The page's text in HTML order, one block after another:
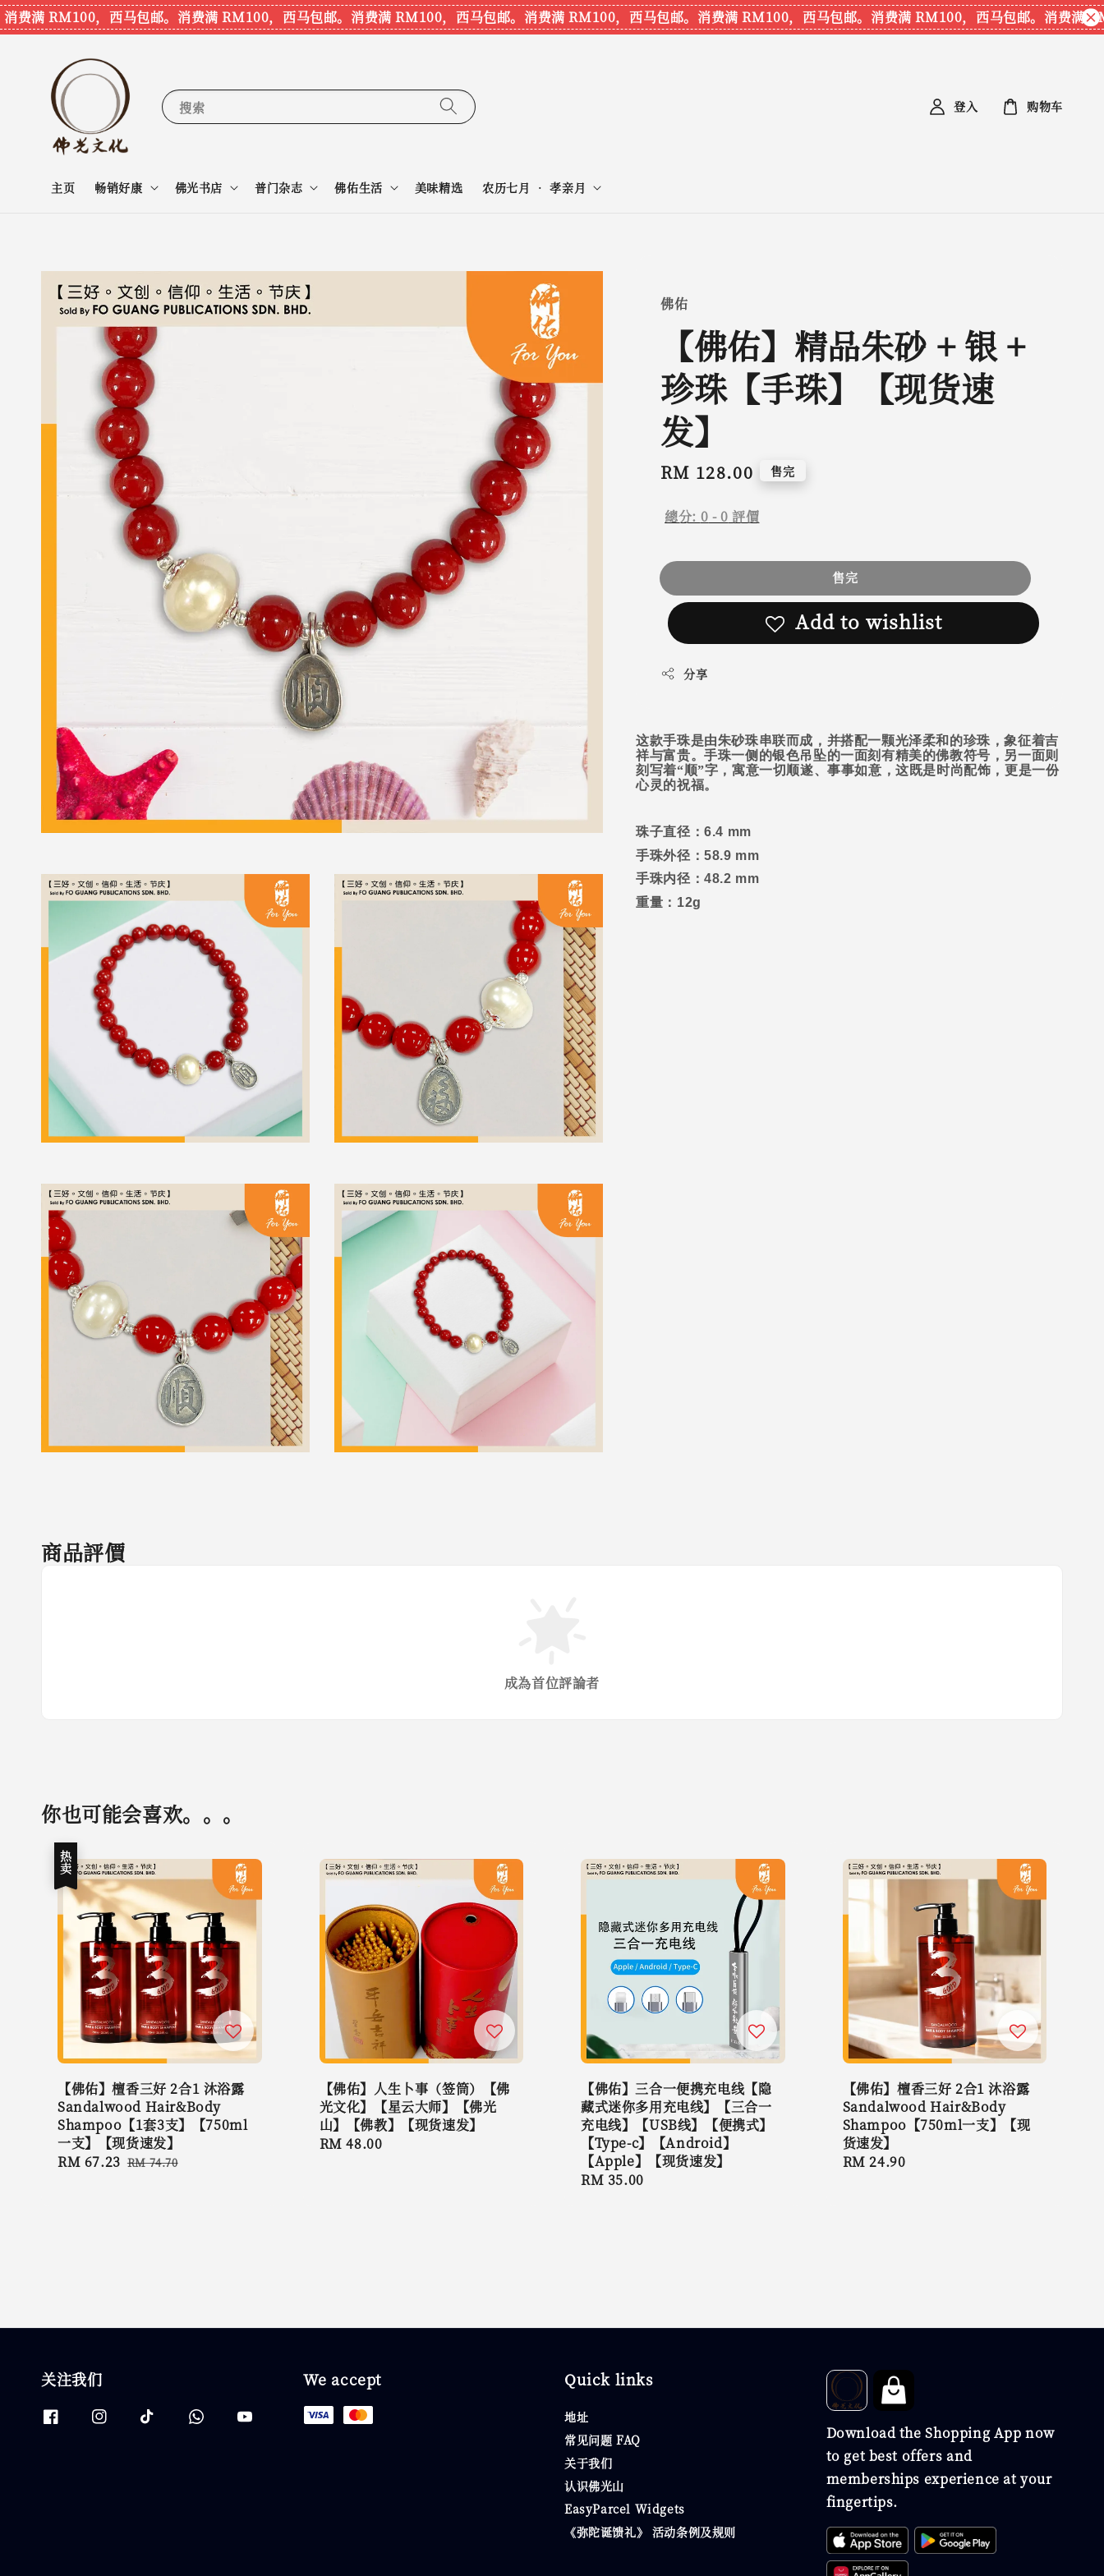
满 RM100，西马包邮。消费满 RM100，西马包邮。消费满 RM100，西马包邮。消费满 RM100，西马包邮。消费满 RM100，西马包邮。消费满 RM100，西马包邮。消费满
搜索
主页 畅销好康 佛光书店 普门杂志 佛佑生活 美味精选 农历七月 • 孝亲月
登入 购物车
佛佑
【佛佑】精品朱砂 + 银 +
珍珠【手珠】【现货速
发】
Regular
RM 128.00 售完
總分: 0 -0 評價
售完
Add to wishlist
分享
这款手珠是由朱砂珠串联而成，并搭配一颗光泽柔和的珍珠，象征着吉
祥与富贵。手珠一侧的银色吊坠的一面刻有精美的佛教符号，另一面则
刻写着“顺”字，寓意一切顺遂、事事如意，这既是时尚配饰，更是一份
心灵的祝福。
珠子直径：6.4 mm
手珠外径：58.9 mm
手珠内径：48.2 mm
重量： 12g
商品評價
成為首位評論者
你也可能会喜欢。。。
热卖
【佛佑】檀香三好 2合1 沐浴露
Sandalwood Hair&Body
Shampoo【1套3支】【750ml
一支】【现货速发】
Sale
RM 67.23 Regular
RM 74.70
【佛佑】人生卜事（签筒）【佛
光文化】【星云大师】【佛光
山】【佛教】【现货速发】
Regular
RM 48.00
【佛佑】三合一便携充电线【隐
藏式迷你多用充电线】【三合一
充电线】【USB线】【便携式】
【Type-c】【Android】
【Apple】【现货速发】
Regular
RM 35.00
【佛佑】檀香三好 2合1 沐浴露
Sandalwood Hair&Body
Shampoo【750ml一支】【现
货速发】
Regular
RM 24.90
关注我们 We accept Quick links
地址
常见问题 FAQ
关于我们
认识佛光山
EasyParcel Widgets
《弥陀诞馈礼》 活动条例及规则
Download the Shopping App now
to get best offers and
memberships experience at your
fingertips.